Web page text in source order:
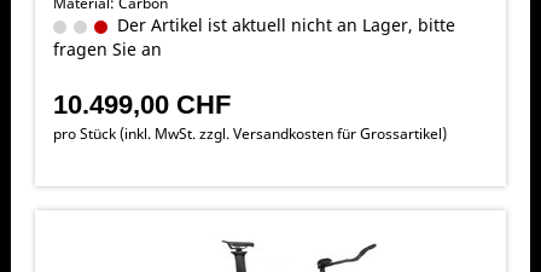
Der Artikel ist aktuell nicht an Lager, bitte
fragen Sie an
10.499,00 CHF
pro Stück (inkl. MwSt. zzgl.Versandkosten für Grossartikel)